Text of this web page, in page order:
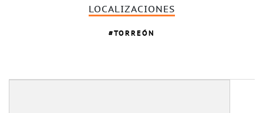
LOCALIZACIONES
TORREÓN